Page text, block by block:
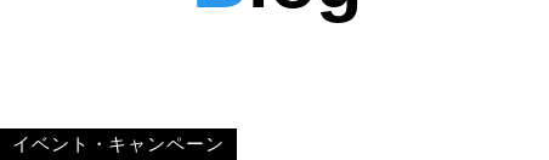
イベント・キャンペーン